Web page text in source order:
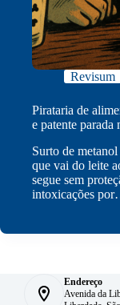
Revisum
Pirataria de
e patente parada
Surto de
que vai do leite
segue sem
intoxicações
Endereço
Avenida da